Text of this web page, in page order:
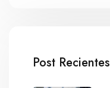
Post Recientes